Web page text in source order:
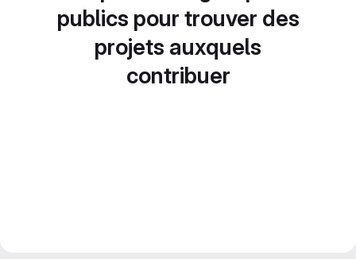
publics pour trouver des
projets auxquels
contribuer